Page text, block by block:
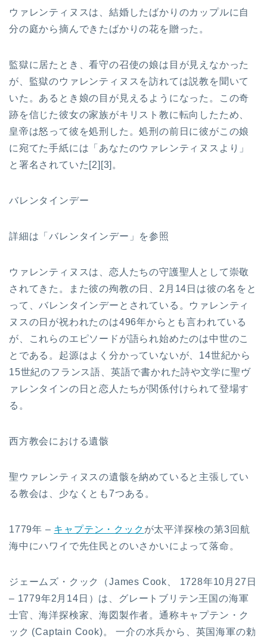
ウァレンティヌスは、結婚したばかりのカップルに自
分の庭から摘んできたばかりの花を贈った。
監獄に居たとき、看守の召使の娘は目が見えなかった
が、監獄のウァレンティヌスを訪れては説教を聞いて
いた。あるとき娘の目が見えるようになった。この奇
跡を信じた彼女の家族がキリスト教に転向したため、
皇帝は怒って彼を処刑した。処刑の前日に彼がこの娘
に宛てた手紙には「あなたのウァレンティヌスより」
と署名されていた[2][3]。
バレンタインデー
詳細は「バレンタインデー」を参照
ウァレンティヌスは、恋人たちの守護聖人として崇敬
されてきた。また彼の殉教の日、2月14日は彼の名をと
って、バレンタインデーとされている。ウァレンティ
ヌスの日が祝われたのは496年からとも言われている
が、これらのエピソードが語られ始めたのは中世のこ
とである。起源はよく分かっていないが、14世紀から
15世紀のフランス語、英語で書かれた詩や文学に聖ヴ
ァレンタインの日と恋人たちが関係付けられて登場す
る。
西方教会における遺骸
聖ウァレンティヌスの遺骸を納めていると主張してい
る教会は、少なくとも7つある。
1779年 – キャプテン・クック が太平洋探検の第3回航
海中にハワイで先住民とのいさかいによって落命。
ジェームズ・クック（James Cook、 1728年10月27日
– 1779年2月14日）は、グレートブリテン王国の海軍
士官、海洋探検家、海図製作者。通称キャプテン・ク
ック (Captain Cook)。 一介の水兵から、英国海軍の勅